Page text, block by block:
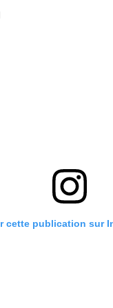
cette publication sur